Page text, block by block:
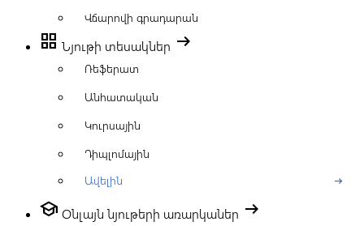
Վճարովի գրադարան
grid_view Նյութի տեսակներ arrow_right_alt
Ռեֆերատ
Անհատական
Կուրսային
Դիպլոմային
Ավելին
arrow_right_alt
school Օնլայն նյութերի առարկաներ arrow_right_alt